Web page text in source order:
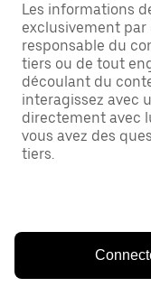
Les informations
exclusivement par
responsable du
tiers ou de tout
découlant du
interagissez avec
directement avec
vous avez des
tiers.